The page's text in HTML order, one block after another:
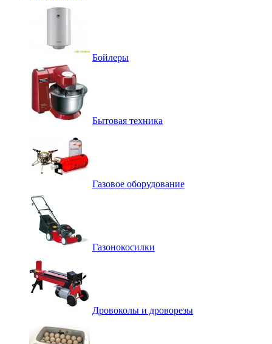
Бойлеры
Бытовая техника
Газовое оборудование
Газонокосилки
Дровоколы и дроворезы